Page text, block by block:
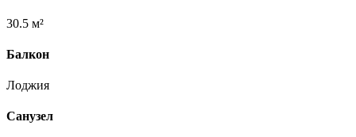
30.5 м²
Балкон
Лоджия
Санузел